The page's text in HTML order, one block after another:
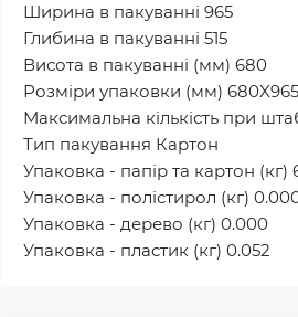
Ширина в пакуванні 965
Глибина в пакуванні 515
Висота в пакуванні (мм) 680
Розміри упаковки (мм)
Максимальна кількість при
Тип пакування Картон
Упаковка - папір та картон (кг)
Упаковка - полістирол (кг)
Упаковка - дерево (кг) 0.000
Упаковка - пластик (кг) 0.052